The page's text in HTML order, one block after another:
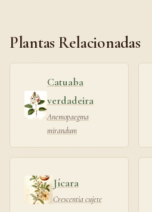
Plantas Relacionadas
Catuaba
verdadeira
Anemopaegma
mirandum
Jícara
Crescentia cujete